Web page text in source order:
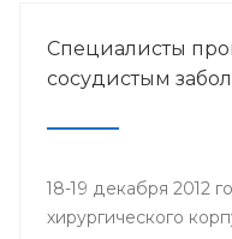
медицинской
Специалисты
сосудистым
18-19 декабря 2012
хирургического